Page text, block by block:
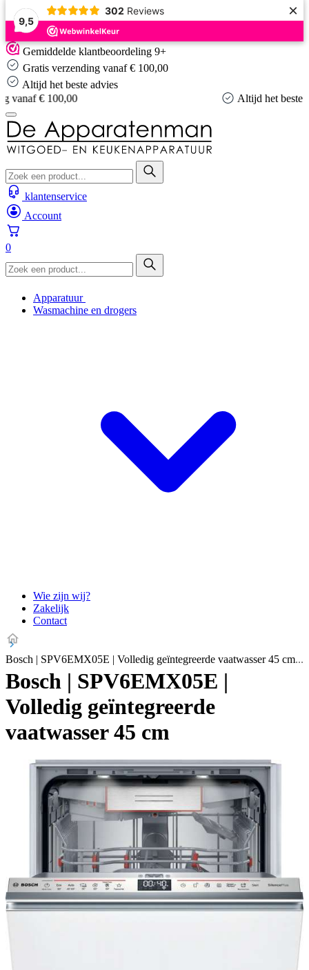
9,5
302 Reviews ×
Skip
to
content
Gemiddelde klantbeoordeling 9+
Gratis verzending vanaf € 100,00
Altijd het beste advies
Altijd het beste advies
klantenservice
Account
0
Apparatuur
Wasmachine en drogers
Wie zijn wij?
Zakelijk
Contact
Bosch | SPV6EMX05E | Volledig geïntegreerde vaatwasser 45 cm
Bosch | SPV6EMX05E |
Volledig geïntegreerde
vaatwasser 45 cm